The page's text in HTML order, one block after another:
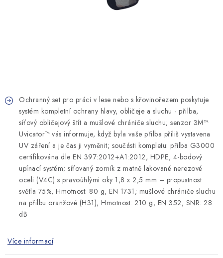
Ochranný set pro práci v lese nebo s křovinořezem poskytuje
systém kompletní ochrany hlavy, obličeje a sluchu - přilba,
síťový obličejový štít a mušlové chrániče sluchu; senzor 3M™
Uvicator™ vás informuje, když byla vaše přilba příliš vystavena
UV záření a je čas ji vyměnit; součásti kompletu: přilba G3000
certifikována dle EN 397:2012+A1:2012, HDPE, 4-bodový
upínací systém; síťovaný zorník z matně lakované nerezové
oceli (V4C) s pravoúhlými oky 1,8 x 2,5 mm – propustnost
světla 75%, Hmotnost: 80 g, EN 1731; mušlové chrániče sluchu
na přilbu oranžové (H31), Hmotnost: 210 g, EN 352, SNR: 28
dB
Více informací